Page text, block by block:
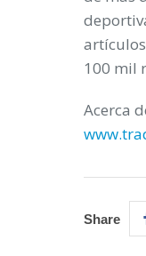
100 mil
Acerca
Share